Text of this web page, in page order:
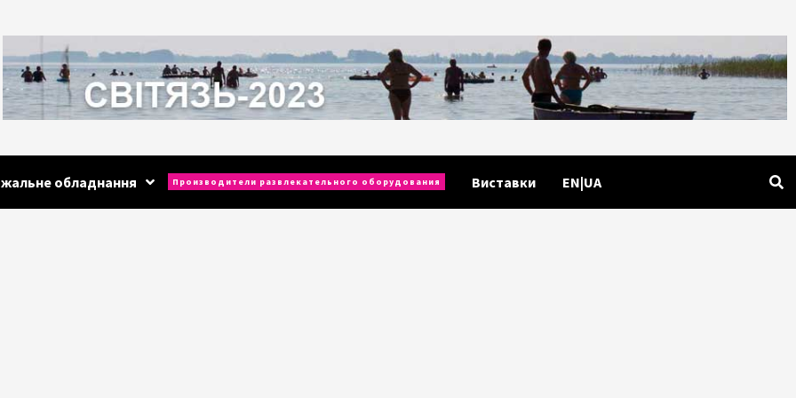
обладнання Производители развлекательного оборудования Виставки EN|UA